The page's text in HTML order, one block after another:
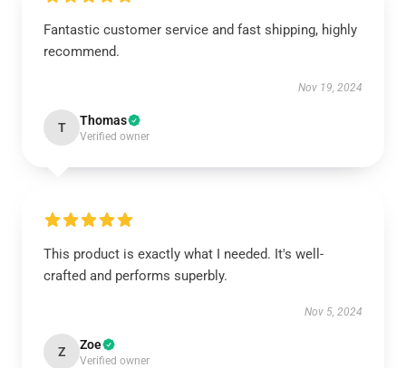
Fantastic customer service and fast shipping, highly
recommend.
Nov 19, 2024
T Thomas
Verified owner
This product is exactly what I needed. It's well-
crafted and performs superbly.
Nov 5, 2024
Z Zoe
Verified owner